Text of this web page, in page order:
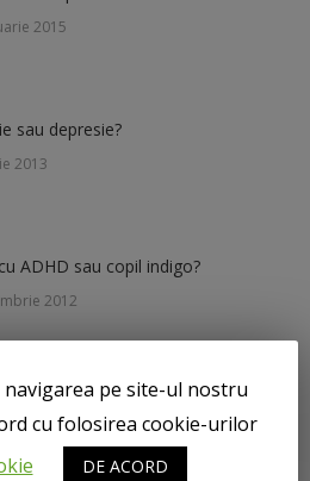
2015
sau depresie?
2013
ADHD sau copil indigo?
2012
depresia?
2012
pe site-ul nostru
cu folosirea cookie-urilor
DE ACORD